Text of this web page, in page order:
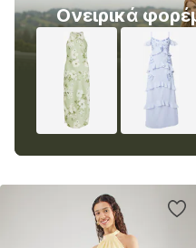
Ονειρικά